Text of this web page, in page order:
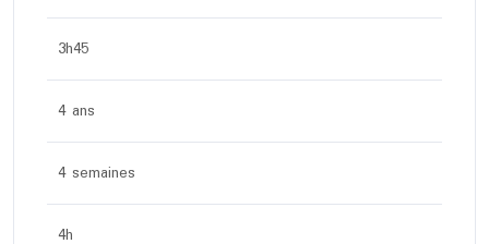
3h45
4 ans
4 semaines
4h